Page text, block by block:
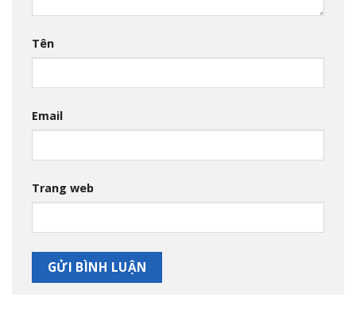
Tên
Email
Trang web